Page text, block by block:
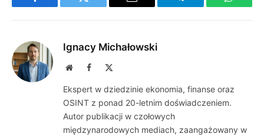
Facebook Twitter Email Telegram
Ignacy Michałowski
WebsiteFacebook
Ekspert w dziedzinie ekonomia, finanse oraz
OSINT z ponad 20-letnim doświadczeniem.
Autor publikacji w czołowych
międzynarodowych mediach, zaangażowany w